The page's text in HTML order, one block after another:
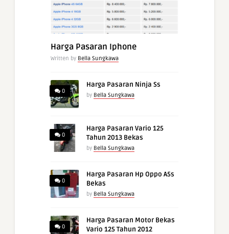
Harga Pasaran Iphone
Written by Bella Sungkawa
0
Harga Pasaran Ninja Ss
by Bella Sungkawa
0
Harga Pasaran Vario 125
Tahun 2013 Bekas
by Bella Sungkawa
0
Harga Pasaran Hp Oppo A5s
Bekas
by Bella Sungkawa
0
Harga Pasaran Motor Bekas
Vario 125 Tahun 2012